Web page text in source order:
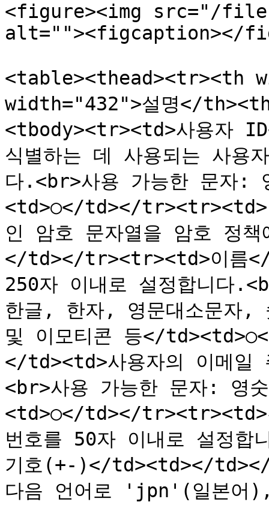
<figure><img src="/files/
alt=""><figcaption></
<table><thead><tr><th
width="432">설명</
<tbody><tr><td>사용자
식별하는 데 사용되는 사용
다.<br>사용 가능한 문자:
<td>○</td></tr><tr><td>
인 암호 문자열을 암호 정
</td></tr><tr><td>이름</
250자 이내로 설정합니다
한글, 한자, 영문대소문자
및 이모티콘 등</
</td><td>사용자의 이메일
<br>사용 가능한 문자: 영
<td>○</td></tr><tr><td>
번호를 50자 이내로 설정
기호(+-)</td><td></
다음 언어로 'jpn'(일본